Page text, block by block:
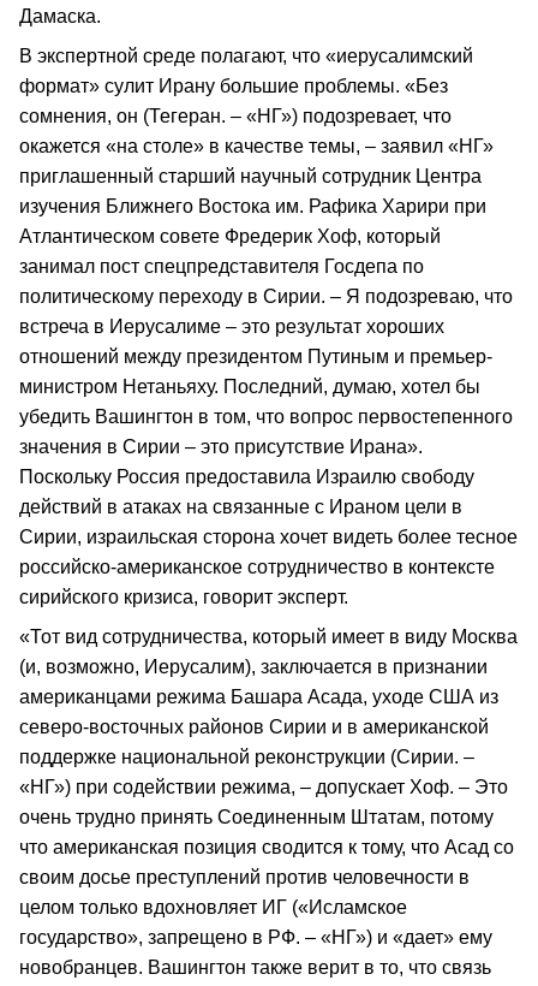
Дамаска.
В экспертной среде полагают, что «иерусалимский
формат» сулит Ирану большие проблемы. «Без
сомнения, он (Тегеран. – «НГ») подозревает, что
окажется «на столе» в качестве темы, – заявил «НГ»
приглашенный старший научный сотрудник Центра
изучения Ближнего Востока им. Рафика Харири при
Атлантическом совете Фредерик Хоф, который
занимал пост спецпредставителя Госдепа по
политическому переходу в Сирии. – Я подозреваю, что
встреча в Иерусалиме – это результат хороших
отношений между президентом Путиным и премьер-
министром Нетаньяху. Последний, думаю, хотел бы
убедить Вашингтон в том, что вопрос первостепенного
значения в Сирии – это присутствие Ирана».
Поскольку Россия предоставила Израилю свободу
действий в атаках на связанные с Ираном цели в
Сирии, израильская сторона хочет видеть более тесное
российско-американское сотрудничество в контексте
сирийского кризиса, говорит эксперт.
«Тот вид сотрудничества, который имеет в виду Москва
(и, возможно, Иерусалим), заключается в признании
американцами режима Башара Асада, уходе США из
северо-восточных районов Сирии и в американской
поддержке национальной реконструкции (Сирии. –
«НГ») при содействии режима, – допускает Хоф. – Это
очень трудно принять Соединенным Штатам, потому
что американская позиция сводится к тому, что Асад со
своим досье преступлений против человечности в
целом только вдохновляет ИГ («Исламское
государство», запрещено в РФ. – «НГ») и «дает» ему
новобранцев. Вашингтон также верит в то, что связь